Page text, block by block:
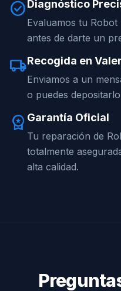
check_circleDiagnóstico
Evaluamos tu
antes de darte un
local_shippingRecogida en
Enviamos a un
o puedes
workspace_premium Garantía Oficial
Tu reparación de
totalmente
alta calidad.